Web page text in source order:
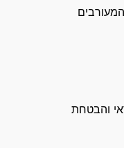
והבטחת